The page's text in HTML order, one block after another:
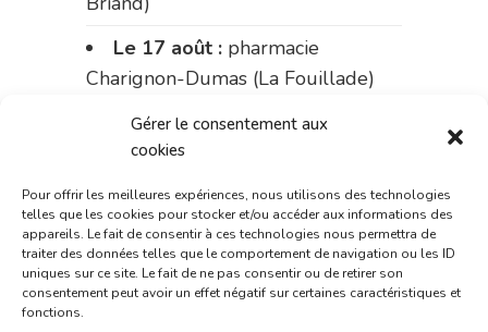
Gérer le consentement aux
cookies
Pour offrir les meilleures expériences, nous utilisons des technologies
telles que les cookies pour stocker et/ou accéder aux informations des
appareils. Le fait de consentir à ces technologies nous permettra de
traiter des données telles que le comportement de navigation ou les ID
uniques sur ce site. Le fait de ne pas consentir ou de retirer son
consentement peut avoir un effet négatif sur certaines caractéristiques et
fonctions.
Le 17 août : pharmacie
Charignon-Dumas (La Fouillade)
du 17 au 21 août :pharmacie
Palobart (Laguépie)
du 21 au 28 août :pharmacie
Dupont (place de la République)
du 28 au 31 août :pharmacie
Bonnemaire (rue Saint-Jacques)